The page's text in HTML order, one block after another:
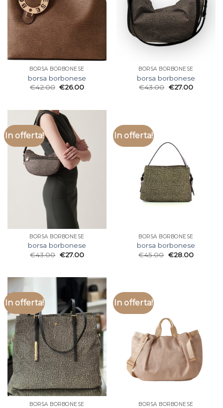
BORSA BORBONESE
borsa borbonese
€42.00 €26.00
BORSA BORBONESE
borsa borbonese
€43.00 €27.00
In offerta!
BORSA BORBONESE
borsa borbonese
€43.00 €27.00
In offerta!
BORSA BORBONESE
borsa borbonese
€45.00 €28.00
In offerta!
BORSA BORBONESE
In offerta!
BORSA BORBONESE